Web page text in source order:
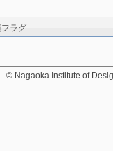
ラグ